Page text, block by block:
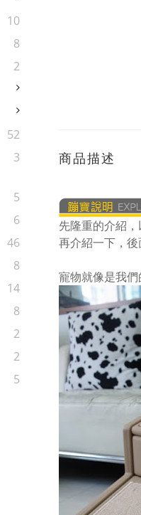
10
8
2
52
3
5
6
46
8
14
8
2
2
5
商品描述
先隆重的介紹
再介紹一下，
寵物就像是我